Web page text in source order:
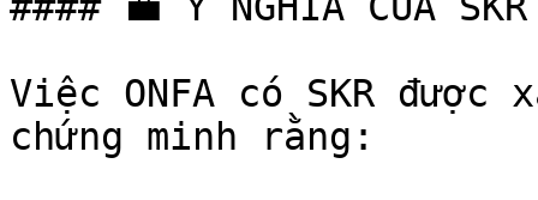
Việc ONFA có SKR được
chứng minh rằng: